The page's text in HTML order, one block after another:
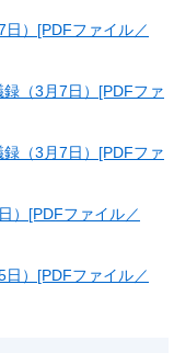
）[PDFファイル／
（3月7日）[PDFファ
（3月7日）[PDFファ
）[PDFファイル／
）[PDFファイル／